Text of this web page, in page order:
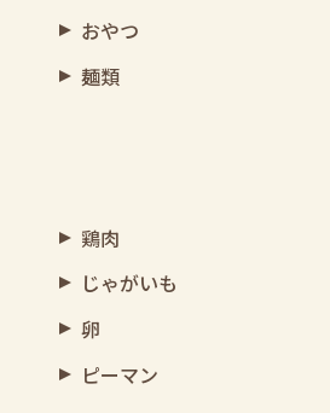
おやつ
麺類
鶏肉
じゃがいも
卵
ピーマン